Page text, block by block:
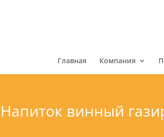
Главная Компания
Напиток винный